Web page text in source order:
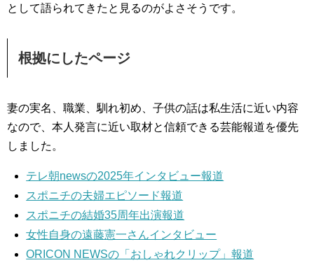
として語られてきたと見るのがよさそうです。
根拠にしたページ
妻の実名、職業、馴れ初め、子供の話は私生活に近い内容
なので、本人発言に近い取材と信頼できる芸能報道を優先
しました。
テレ朝newsの2025年インタビュー報道
スポニチの夫婦エピソード報道
スポニチの結婚35周年出演報道
女性自身の遠藤憲一さんインタビュー
ORICON NEWSの「おしゃれクリップ」報道